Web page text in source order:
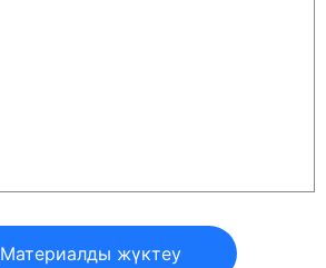
Материалды жүктеу